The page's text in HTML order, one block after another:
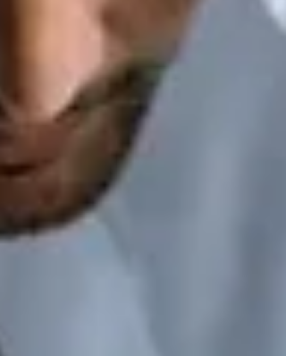
执照的确切数量有所波动，但政府统计数据显示迪
拜每年签发 数万份 新营业执照，这反映了该市蓬
发展的商业生态系统。获取正确执照可确保您符合
合规要求，避免遭受处罚。 迪拜商业执照类型 根
阿联酋经济部（MoE）规定，主要分为六类执照：
工业、商业、专业、旅游、农业及手工业/职业 。
官方参考 – 阿联酋经济部 ： 以下是迪拜最常见的
照类型及附加结构选项。 1. 商业许可证 适用于从
贸易活动的企业——进出口、批发、零售